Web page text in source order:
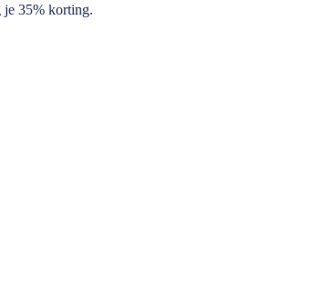
je 35% korting.